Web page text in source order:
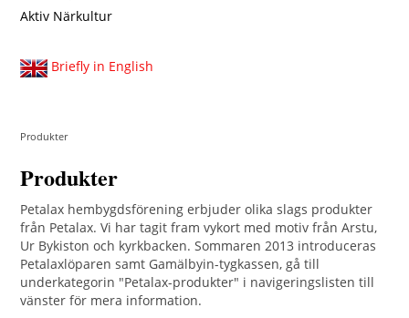
Aktiv Närkultur
Briefly in English
Produkter
Produkter
Petalax hembygdsförening erbjuder olika slags produkter
från Petalax. Vi har tagit fram vykort med motiv från Arstu,
Ur Bykiston och kyrkbacken. Sommaren 2013 introduceras
Petalaxlöparen samt Gamälbyin-tygkassen, gå till
underkategorin "Petalax-produkter" i navigeringslisten till
vänster för mera information.